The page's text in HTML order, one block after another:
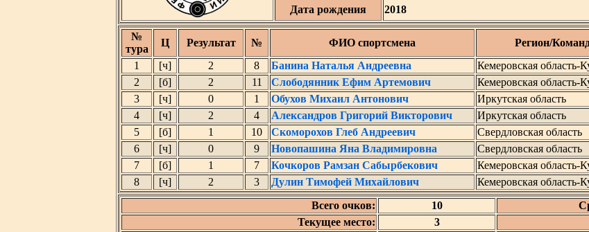
Дата рождения
2018
№
тура
Ц Результат № ФИО спортсмена Регион/
1
[ч] 2 8 Банина Наталья Андреевна Кемеровская область-
2
[б] 2 11 Слободянник Ефим Артемович Кемеровская область-
3
[ч] 0 1 Обухов Михаил Антонович Иркутская область
4
[ч] 2 4 Александров Григорий Викторович Иркутская область
5
[б] 1 10 Скоморохов Глеб Андреевич Свердловская область
6
[ч] 0 9 Новопашина Яна Владимировна Свердловская область
7
[б] 1 7 Кочкоров Рамзан Сабырбекович Кемеровская область-
8
[ч] 2 3 Дулин Тимофей Михайлович Кемеровская область-
Всего очков:
10
Текущее место:
3